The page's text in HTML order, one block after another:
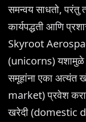
समन्वय साधतो, परंतु
कार्यपद्धती आणि
Skyroot
(unicorns) यशामुळे
समूहांना एका अत्यंत
market) प्रवेश
खरेदी (domestic